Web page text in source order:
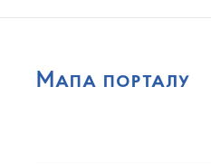
Мапа порталу